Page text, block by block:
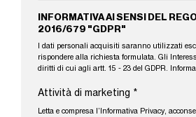
INFORMATIVA AI SENSI DEL
2016/679 "GDPR"
I dati personali acquisiti saranno utilizzati
rispondere alla richiesta formulata. Gli
diritti di cui agli artt. 15 - 23 del GDPR.
Attività di marketing *
Letta e compresa l’ Informativa Privacy,